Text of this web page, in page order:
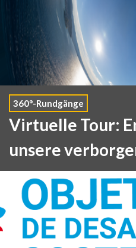
360°-Rundgänge
Virtuelle Tour:
unsere